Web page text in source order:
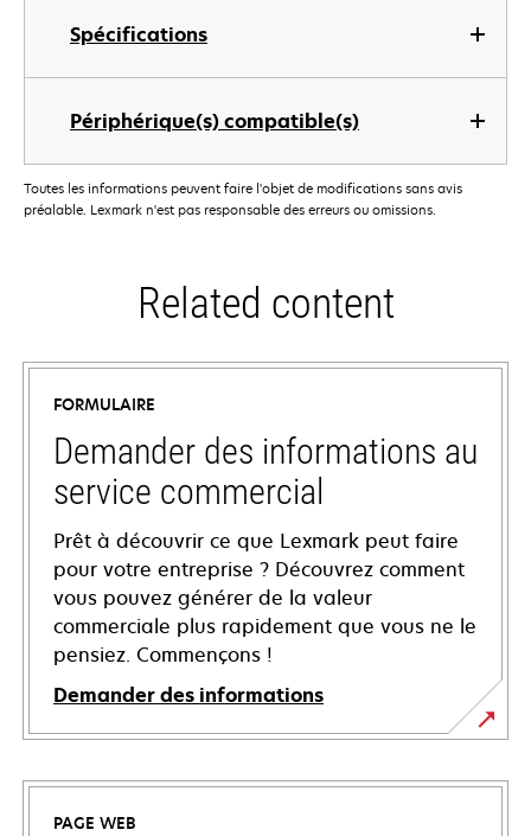
Spécifications
Périphérique(s) compatible(s)
Toutes les informations peuvent faire l'objet de modifications sans avis
préalable. Lexmark n'est pas responsable des erreurs ou omissions.
Related content
FORMULAIRE
Demander des informations au
service commercial
Prêt à découvrir ce que Lexmark peut faire
pour votre entreprise ? Découvrez comment
vous pouvez générer de la valeur
commerciale plus rapidement que vous ne le
pensiez. Commençons !
Demander des informations
PAGE WEB